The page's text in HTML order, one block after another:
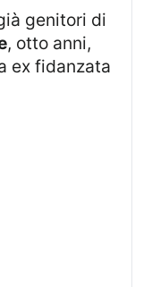
genitori di
, otto anni,
ex fidanzata